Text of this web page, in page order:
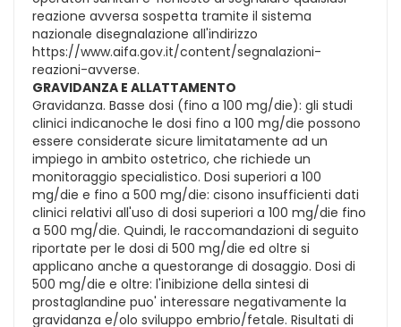
reazione avversa sospetta tramite il sistema
nazionale disegnalazione all'indirizzo
https://www.aifa.gov.it/content/segnalazioni-
reazioni-avverse.
GRAVIDANZA E ALLATTAMENTO
Gravidanza. Basse dosi (fino a 100 mg/die): gli studi
clinici indicanoche le dosi fino a 100 mg/die possono
essere considerate sicure limitatamente ad un
impiego in ambito ostetrico, che richiede un
monitoraggio specialistico. Dosi superiori a 100
mg/die e fino a 500 mg/die: cisono insufficienti dati
clinici relativi all'uso di dosi superiori a 100 mg/die fino
a 500 mg/die. Quindi, le raccomandazioni di seguito
riportate per le dosi di 500 mg/die ed oltre si
applicano anche a questorange di dosaggio. Dosi di
500 mg/die e oltre: l'inibizione della sintesi di
prostaglandine puo' interessare negativamente la
gravidanza e/olo sviluppo embrio/fetale. Risultati di